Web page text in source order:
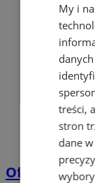
Oficjalne
My i
treści,
stron
dane